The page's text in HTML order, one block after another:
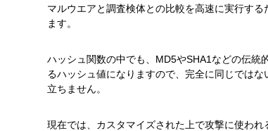
マルウエアと調査検体との比較を高速に実行す
ます。
ハッシュ関数の中でも、MD5やSHA1などの伝統
るハッシュ値になりますので、完全に同じでは
立ちません。
現在では、カスタマイズされた上で攻撃に使わ